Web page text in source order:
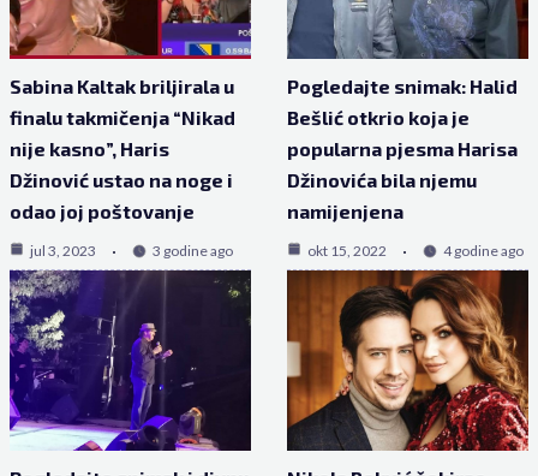
Sabina Kaltak briljirala u
finalu takmičenja “Nikad
nije kasno”, Haris
Džinović ustao na noge i
odao joj poštovanje
jul 3, 2023 3 godine ago
Pogledajte snimak: Halid
Bešlić otkrio koja je
popularna pjesma Harisa
Džinovića bila njemu
namijenjena
okt 15, 2022 4 godine ago